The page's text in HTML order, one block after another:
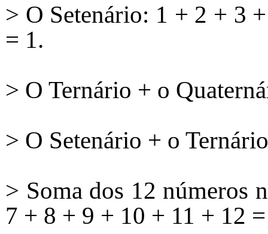
> O Setenário: 1 + 2 + 3
= 1.
> O Ternário + o
> O Setenário + o
> Soma dos 12 números
7 + 8 + 9 + 10 + 11 + 12